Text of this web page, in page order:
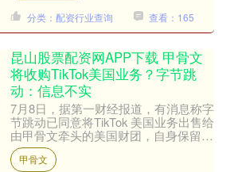
分类：配资行业查询 查看：165
昆山股票配资网APP下载 甲骨文
将收购TikTok美国业务？字节跳
动：信息不实
7月8日，据第一财经报道，有消息称字
节跳动已同意将TikTok 美国业务出售给
由甲骨文牵头的美国财团，自身保留少
数股权。对此，字节跳动方面对记者表
示，该信息不实....
甲骨文